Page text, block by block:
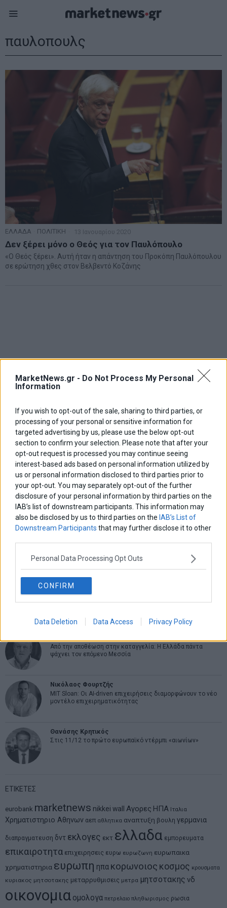
MarketNews.gr - Do Not Process My Personal
Information
If you wish to opt-out of the sale, sharing to third parties, or
processing of your personal or sensitive information for
targeted advertising by us, please use the below opt-out
section to confirm your selection. Please note that after your
opt-out request is processed you may continue seeing
interest-based ads based on personal information utilized by
us or personal information disclosed to third parties prior to
your opt-out. You may separately opt-out of the further
disclosure of your personal information by third parties on the
IAB’s list of downstream participants. This information may
also be disclosed by us to third parties on the IAB’s List of
Downstream Participants that may further disclose it to other
Personal Data Processing Opt Outs
CONFIRM
Data Deletion Data Access Privacy Policy
παυλοπουλς
ΕΛΛΑΔΑ ΠΟΛΙΤΙΚΗ 13 Ιανουαρίου 2020
Δεν ξέρει μόνο ο Θεός για τον Παυλόπουλο
«Ο Θεός ξέρει». Αυτή ήταν η απάντηση του Προκόπη Παυλόπουλου
σε ερώτηση χθες στον Βελβεντό Κοζάνης
ΑΡΘΡΟΓΡΑΦΟΙ
Ελευθερία Κούρταλη
Οι «τιμωροί» των ομολόγων επέστρεψαν
Εύη Φραγκάκη
Σταματίνα Σταματάκου
Από την αποθέωση στην καταγγελία: Η Ελλάδα πάντα
ψάχνει τον επόμενο Μεσσία
Νικόλαος Φουρτζής
MIT Sloan: Οι AI-driven επιχειρήσεις διαμορφώνουν το νέο
μοντέλο επιχειρηματικότητας
Θανάσης Κρητικός
Στις 11/12 το πρώτο ευρωπαϊκό ντέρμπι «αιωνίων»
ΕΤΙΚΕΤΕΣ
eurobank marketnews nikkei wall Αγορες ΗΠΑ Ιταλια
Χρηματιστηριο Αθηνων αεπ αθλητικα αναπτυξη βουλη γερμανια
διαπραγματευση δντ εκλογες εκτ ελλαδα εμπορευματα
επικαιροτητα επιχειρησεις ευρω ευρωζωνη ευρωπαικα
χρηματιστηρια ευρωπη ηπα κορωνοιος κοσμος κρουσματα
κυριακος μητσοτακης μεταρρυθμισεις μετρα μητσοτακης νδ
οικονομια ομολογα πετρελαιο πληθωρισμος ρωσια